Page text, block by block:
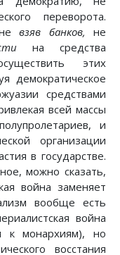
переворота.
взяв банков, не
на средства
этих
демократическое
средствами
всей массы
и
организации
в государстве.
можно сказать,
война заменяет
вообще есть
война
к монархиям), но
восстания